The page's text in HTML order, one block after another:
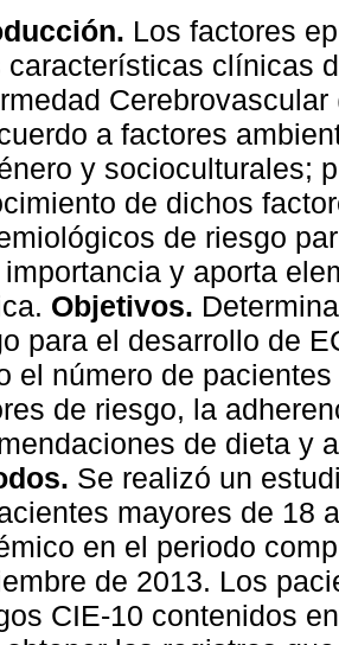
Los factores
características clínicas
a factores
y socioculturales;
de dichos
de riesgo
importancia y aporta
Objetivos.
para el desarrollo de
el número de
de riesgo, la
de dieta y
Se realizó un
mayores de 18
en el periodo
de 2013. Los
CIE-10 contenidos